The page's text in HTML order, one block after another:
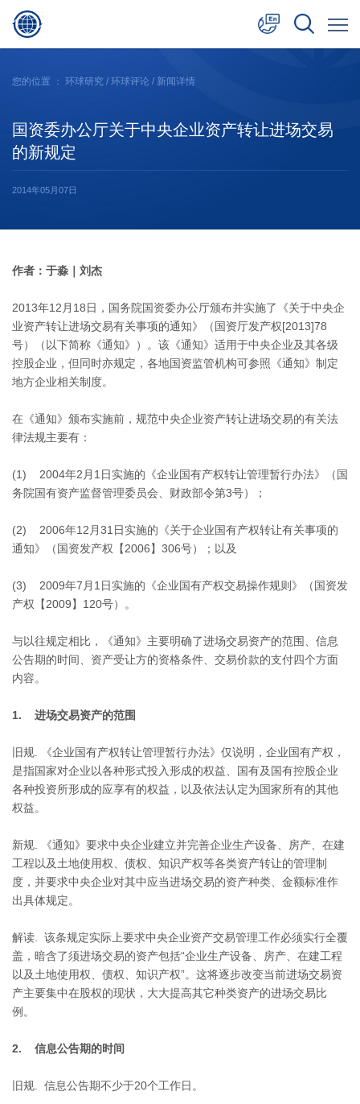
日本語
您的位置 ： 环球研究 / 环球评论 / 新闻详情
国资委办公厅关于中央企业资产转让进场交易
的新规定
2014年05月07日
作者：于淼｜刘杰
2013年12月18日，国务院国资委办公厅颁布并实施了《关于中央企
业资产转让进场交易有关事项的通知》（国资厅发产权[2013]78
号）（以下简称《通知》）。该《通知》适用于中央企业及其各级
控股企业，但同时亦规定，各地国资监管机构可参照《通知》制定
地方企业相关制度。
在《通知》颁布实施前，规范中央企业资产转让进场交易的有关法
律法规主要有：
(1) 2004年2月1日实施的《企业国有产权转让管理暂行办法》（国
务院国有资产监督管理委员会、财政部令第3号）；
(2) 2006年12月31日实施的《关于企业国有产权转让有关事项的
通知》（国资发产权【2006】306号）；以及
(3) 2009年7月1日实施的《企业国有产权交易操作规则》（国资发
产权【2009】120号）。
与以往规定相比，《通知》主要明确了进场交易资产的范围、信息
公告期的时间、资产受让方的资格条件、交易价款的支付四个方面
内容。
1. 进场交易资产的范围
旧规. 《企业国有产权转让管理暂行办法》仅说明，企业国有产权，
是指国家对企业以各种形式投入形成的权益、国有及国有控股企业
各种投资所形成的应享有的权益，以及依法认定为国家所有的其他
权益。
新规. 《通知》要求中央企业建立并完善企业生产设备、房产、在建
工程以及土地使用权、债权、知识产权等各类资产转让的管理制
度，并要求中央企业对其中应当进场交易的资产种类、金额标准作
出具体规定。
解读. 该条规定实际上要求中央企业资产交易管理工作必须实行全覆
盖，暗含了须进场交易的资产包括“企业生产设备、房产、在建工程
以及土地使用权、债权、知识产权”。这将逐步改变当前进场交易资
产主要集中在股权的现状，大大提高其它种类资产的进场交易比
例。
2. 信息公告期的时间
旧规. 信息公告期不少于20个工作日。